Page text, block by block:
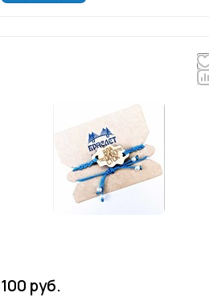
100 руб.